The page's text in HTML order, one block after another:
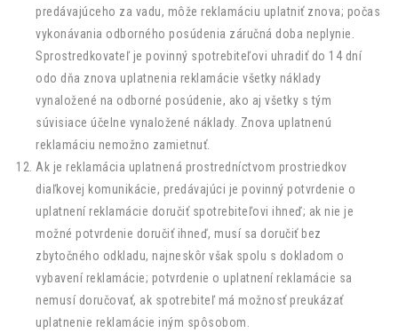
predávajúceho za vadu, môže reklamáciu uplatniť znova; počas
vykonávania odborného posúdenia záručná doba neplynie.
Sprostredkovateľ je povinný spotrebiteľovi uhradiť do 14 dní
odo dňa znova uplatnenia reklamácie všetky náklady
vynaložené na odborné posúdenie, ako aj všetky s tým
súvisiace účelne vynaložené náklady. Znova uplatnenú
reklamáciu nemožno zamietnuť.
Ak je reklamácia uplatnená prostredníctvom prostriedkov
diaľkovej komunikácie, predávajúci je povinný potvrdenie o
uplatnení reklamácie doručiť spotrebiteľovi ihneď; ak nie je
možné potvrdenie doručiť ihneď, musí sa doručiť bez
zbytočného odkladu, najneskôr však spolu s dokladom o
vybavení reklamácie; potvrdenie o uplatnení reklamácie sa
nemusí doručovať, ak spotrebiteľ má možnosť preukázať
uplatnenie reklamácie iným spôsobom.